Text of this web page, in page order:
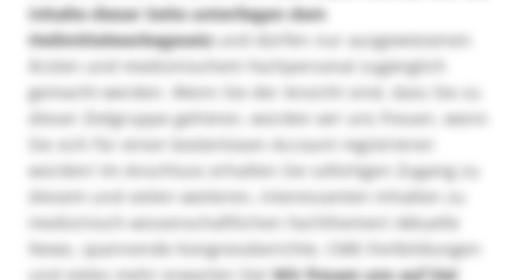
Inhalte dieser Seite unterliegen dem
Heilmittelwerbegesetzund dürfen nur ausgewiesenen
Ärzten und medizinischem Fachpersonal zugänglich
gemacht werden. Wenn Sie der Ansicht sind, dass Sie zu
dieser Zielgruppe gehören, würden wir uns freuen, wenn
Sie sich für einen kostenlosen Account registrieren
würden! Im Anschluss erhalten Sie sofortigen Zugang zu
diesem und vielen weiteren, interessanten Inhalten zu
medizinisch-wissenschaftlichen Fachthemen! Aktuelle
News, spannende Kongressberichte, CME-Fortbildungen
und vieles mehr erwarten Sie!Wir freuen uns auf Sie!